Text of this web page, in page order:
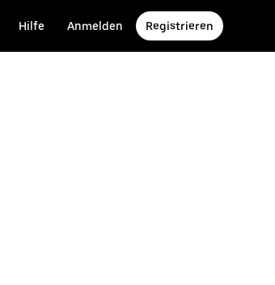
Hilfe Anmelden Registrieren